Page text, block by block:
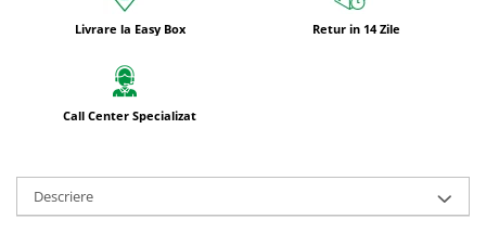
Articole si accesorii pentru baie si
zona sanitara
Accesorii pentru casa
Articole si accesorii pentru haine si
produse textile
Articole menaj ECO NATURAL si
materiale reciclate
Livrare la Easy Box Retur in 14 Zile
Call Center Specializat
Descriere